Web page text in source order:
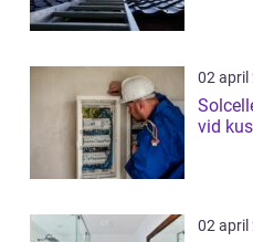
02 april
Solceller i
vid
02 april